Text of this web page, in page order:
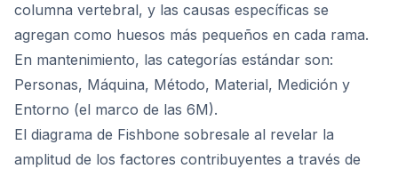
columna vertebral, y las causas específicas se
agregan como huesos más pequeños en cada rama.
En mantenimiento, las categorías estándar son:
Personas, Máquina, Método, Material, Medición y
Entorno (el marco de las 6M).
El diagrama de Fishbone sobresale al revelar la
amplitud de los factores contribuyentes a través de